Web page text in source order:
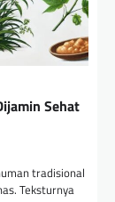
Sehat
tradisional
Teksturnya